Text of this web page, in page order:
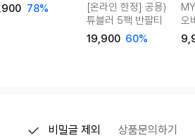
78%
[온라인 한정] 공용)
튜블러 5팩 반팔티
19,900 60%
오
비밀글 제외 상품문의하기